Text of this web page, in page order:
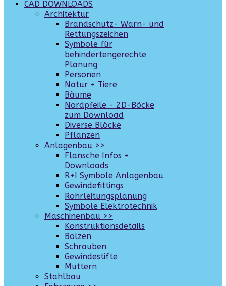
CAD DOWNLOADS
Architektur
Brandschutz- Warn- und
Rettungszeichen
Symbole für
behindertengerechte
Planung
Personen
Natur + Tiere
Bäume
Nordpfeile - 2D-Böcke
zum Download
Diverse Blöcke
Pflanzen
Anlagenbau >>
Flansche Infos +
Downloads
R+I Symbole Anlagenbau
Gewindefittings
Rohrleitungsplanung
Symbole Elektrotechnik
Maschinenbau >>
Konstruktionsdetails
Bolzen
Schrauben
Gewindestifte
Muttern
Stahlbau